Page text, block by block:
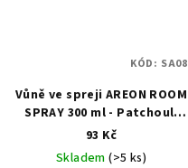
Vůně ve spreji AREON ROOM
SPRAY 300 ml - Patchouli
Lavender Vanilla
93 Kč
Skladem(>5 ks)
KÓD: SA08